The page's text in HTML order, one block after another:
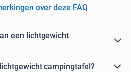
over deze FAQ
een lichtgewicht
campingtafel?